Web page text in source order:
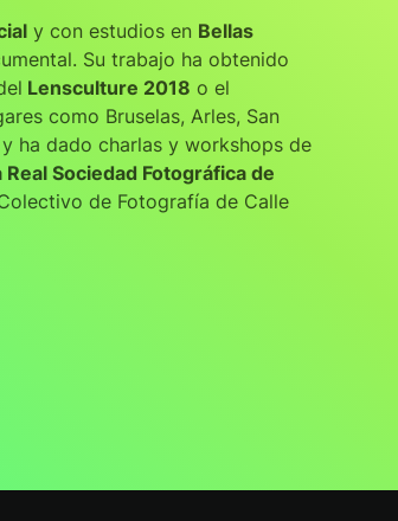
y con estudios en Bellas
Su trabajo ha obtenido
Lensculture 2018 o el
como Bruselas, Arles, San
y ha dado charlas y workshops de
Real Sociedad Fotográfica de
de Fotografía de Calle